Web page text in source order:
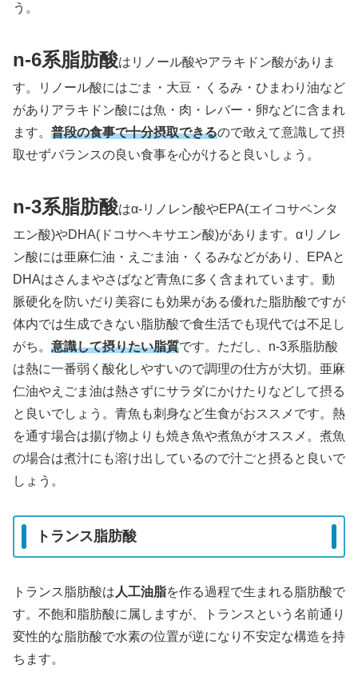
う。
n-6系脂肪酸はリノール酸やアラキドン酸がありま
す。リノール酸にはごま・大豆・くるみ・ひまわり油など
がありアラキドン酸には魚・肉・レバー・卵などに含まれ
ます。 普段の食事で十分摂取できるので敢えて意識して摂
取せずバランスの良い食事を心がけると良いしょう。
n-3系脂肪酸はα-リノレン酸やEPA(エイコサペンタ
エン酸)やDHA(ドコサヘキサエン酸)があります。αリノレ
ン酸には亜麻仁油・えごま油・くるみなどがあり、EPAと
DHAはさんまやさばなど青魚に多く含まれています。動
脈硬化を防いだり美容にも効果がある優れた脂肪酸ですが
体内では生成できない脂肪酸で食生活でも現代では不足し
がち。 意識して摂りたい脂質です。ただし、n-3系脂肪酸
は熱に一番弱く酸化しやすいので調理の仕方が大切。亜麻
仁油やえごま油は熱さずにサラダにかけたりなどして摂る
と良いでしょう。青魚も刺身など生食がおススメです。熱
を通す場合は揚げ物よりも焼き魚や煮魚がオススメ。煮魚
の場合は煮汁にも溶け出しているので汁ごと摂ると良いで
しょう。
トランス脂肪酸
トランス脂肪酸は 人工油脂を作る過程で生まれる脂肪酸で
す。不飽和脂肪酸に属しますが、トランスという名前通り
変性的な脂肪酸で水素の位置が逆になり不安定な構造を持
ちます。